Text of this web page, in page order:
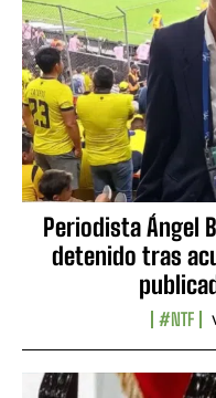
Periodista Ángel
detenido tras
#NTF